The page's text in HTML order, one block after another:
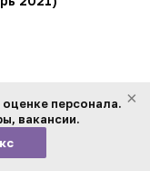
персонала.
вакансии.
×